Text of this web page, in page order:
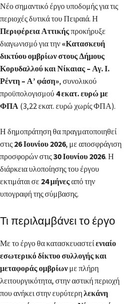
Νέο σημαντικό έργο υποδομής για τις
περιοχές δυτικά του Πειραιά. Η
Περιφέρεια Αττικήςπροκήρυξε
διαγωνισμό για την «Κατασκευή
δικτύου ομβρίων στους Δήμους
Κορυδαλλού και Νίκαιας – Αγ. Ι.
Ρέντη – Α’ φάση», συνολικού
προϋπολογισμού 4 εκατ. ευρώ με
ΦΠΑ (3,22 εκατ. ευρώ χωρίς ΦΠΑ).
Η δημοπράτηση θα πραγματοποιηθεί
στις 26 Ιουνίου 2026, με αποσφράγιση
προσφορών στις30 Ιουνίου 2026. Η
διάρκεια υλοποίησης του έργου
εκτιμάται σε 24 μήνεςαπό την
υπογραφή της σύμβασης.
Τι περιλαμβάνει το έργο
Με το έργο θα κατασκευαστείενιαίο
εσωτερικό δίκτυο συλλογής και
μεταφοράς ομβρίων με πλήρη
λειτουργικότητα, στην αστική περιοχή
που ανήκει στην ευρύτερηλεκάνη